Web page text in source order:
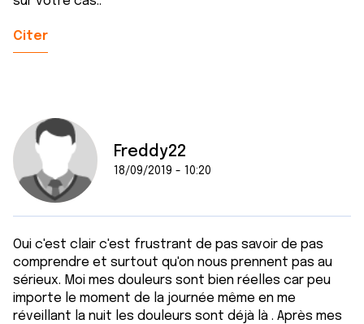
Citer
Freddy22
18/09/2019 - 10:20
Oui c'est clair c'est frustrant de pas savoir de pas
comprendre et surtout qu'on nous prennent pas au
sérieux. Moi mes douleurs sont bien réelles car peu
importe le moment de la journée même en me
réveillant la nuit les douleurs sont déjà là . Après mes